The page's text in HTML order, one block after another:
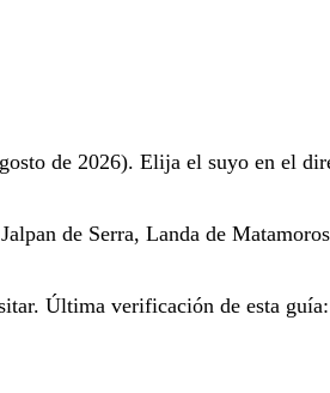
de 2026). Elija el suyo en el
de Serra, Landa de
Última verificación de esta